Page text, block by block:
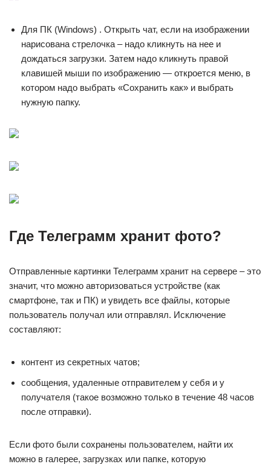
Для ПК (Windows) . Открыть чат, если на изображении
нарисована стрелочка – надо кликнуть на нее и
дождаться загрузки. Затем надо кликнуть правой
клавишей мыши по изображению — откроется меню, в
котором надо выбрать «Сохранить как» и выбрать
нужную папку.
Где Телеграмм хранит фото?
Отправленные картинки Телеграмм хранит на сервере – это
значит, что можно авторизоваться устройстве (как
смартфоне, так и ПК) и увидеть все файлы, которые
пользователь получал или отправлял. Исключение
составляют:
контент из секретных чатов;
сообщения, удаленные отправителем у себя и у
получателя (такое возможно только в течение 48 часов
после отправки).
Если фото были сохранены пользователем, найти их
можно в галерее, загрузках или папке, которую